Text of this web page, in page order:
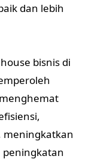
dan lebih
bisnis di
meningkatkan
peningkatan